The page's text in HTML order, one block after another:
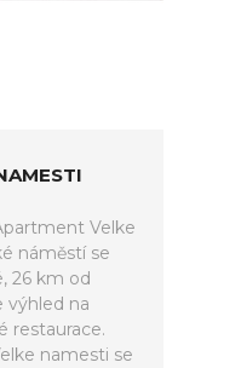
Velke
náměstí se
26 km od
výhled na
restaurace.
namesti se